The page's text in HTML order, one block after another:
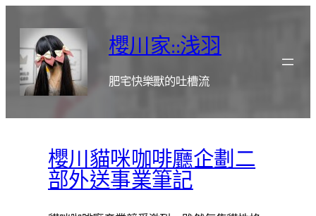
櫻川家::浅羽
肥宅快樂獸的吐槽流
櫻川貓咪咖啡廳企劃二
部外送事業筆記